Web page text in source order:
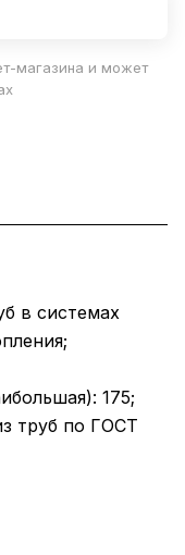
магазина и может
в системах
175;
труб по ГОСТ